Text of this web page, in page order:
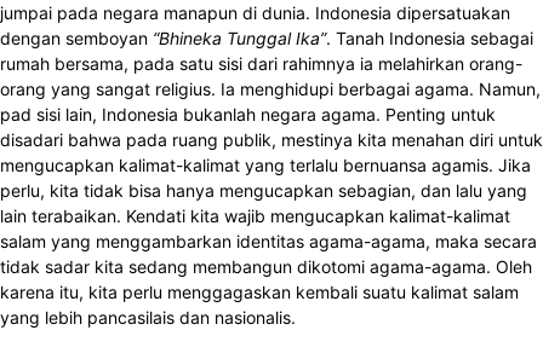
jumpai pada negara manapun di dunia. Indonesia dipersatuakan
dengan semboyan “Bhineka Tunggal Ika”. Tanah Indonesia sebagai
rumah bersama, pada satu sisi dari rahimnya ia melahirkan orang-
orang yang sangat religius. Ia menghidupi berbagai agama. Namun,
pad sisi lain, Indonesia bukanlah negara agama. Penting untuk
disadari bahwa pada ruang publik, mestinya kita menahan diri untuk
mengucapkan kalimat-kalimat yang terlalu bernuansa agamis. Jika
perlu, kita tidak bisa hanya mengucapkan sebagian, dan lalu yang
lain terabaikan. Kendati kita wajib mengucapkan kalimat-kalimat
salam yang menggambarkan identitas agama-agama, maka secara
tidak sadar kita sedang membangun dikotomi agama-agama. Oleh
karena itu, kita perlu menggagaskan kembali suatu kalimat salam
yang lebih pancasilais dan nasionalis.